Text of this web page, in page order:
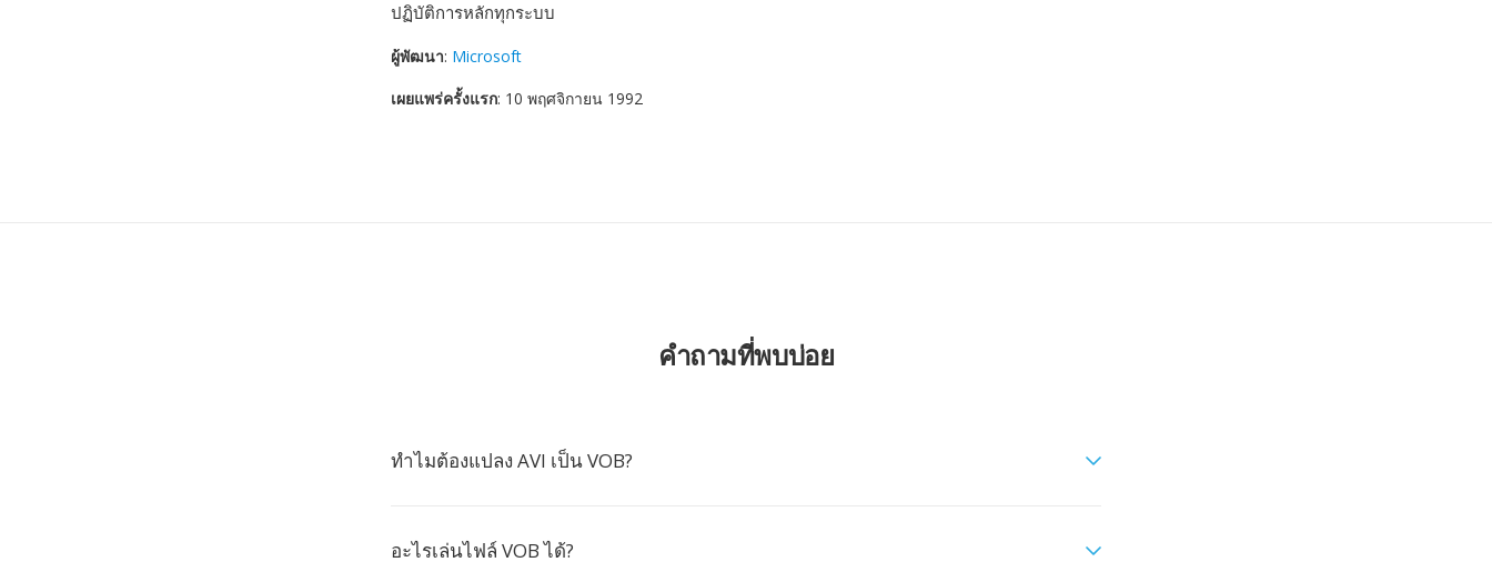
ปฏิบัติการหลักทุกระบบ
ผู้พัฒนา: Microsoft
เผยแพร่ครั้งแรก: 10 พฤศจิกายน 1992
คำถามที่พบบ่อย
ทำไมต้องแปลง AVI เป็น VOB?
อะไรเล่นไฟล์ VOB ได้?